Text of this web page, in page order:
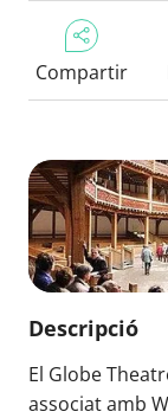
Compartir
Descripció
El Globe
associat amb